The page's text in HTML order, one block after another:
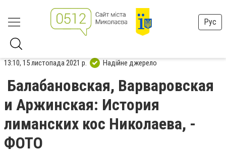
Рус
13:10, 15 листопада 2021 р. Надійне джерело
Балабановская, Варваровская
и Аржинская: История
лиманских кос Николаева, -
ФОТО